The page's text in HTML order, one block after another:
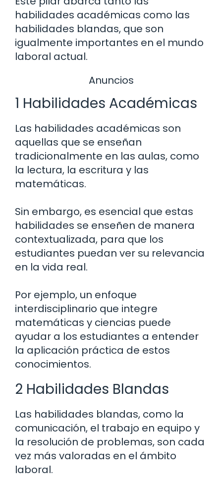
habilidades académicas como las
habilidades blandas, que son
igualmente importantes en el mundo
laboral actual.
Anuncios
1 Habilidades Académicas
Las habilidades académicas son
aquellas que se enseñan
tradicionalmente en las aulas, como
la lectura, la escritura y las
matemáticas.
Sin embargo, es esencial que estas
habilidades se enseñen de manera
contextualizada, para que los
estudiantes puedan ver su relevancia
en la vida real.
Por ejemplo, un enfoque
interdisciplinario que integre
matemáticas y ciencias puede
ayudar a los estudiantes a entender
la aplicación práctica de estos
conocimientos.
2 Habilidades Blandas
Las habilidades blandas, como la
comunicación, el trabajo en equipo y
la resolución de problemas, son cada
vez más valoradas en el ámbito
laboral.